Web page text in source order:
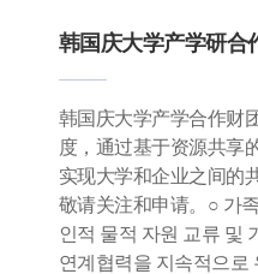
韩国庆大学产学研合
韩国庆大学产学合作财
度，通过基于资源共享
实现大学和企业之间的
敬请关注和申请。○ 가
인적 물적 자원 교류 및
연계협력을 지속적으로